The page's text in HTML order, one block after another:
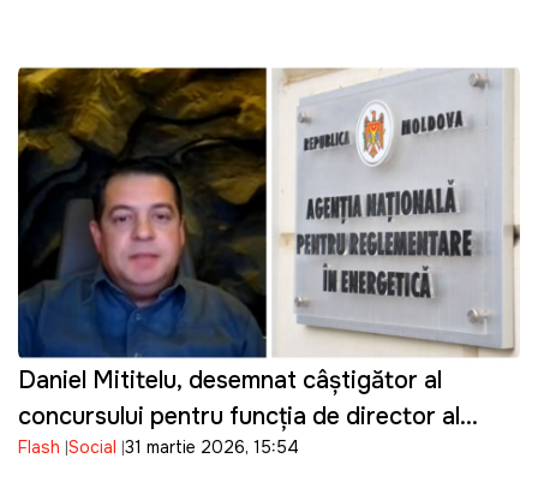
Daniel Mititelu, desemnat câștigător al
concursului pentru funcția de director al
ANRE
Flash Social 31 martie 2026, 15:54